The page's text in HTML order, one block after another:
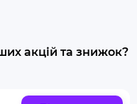
акцій та знижок?